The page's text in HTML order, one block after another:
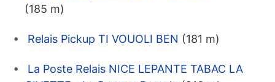
(185 m)
Relais Pickup TI VOUOLI BEN (181 m)
La Poste Relais NICE LEPANTE TABAC LA